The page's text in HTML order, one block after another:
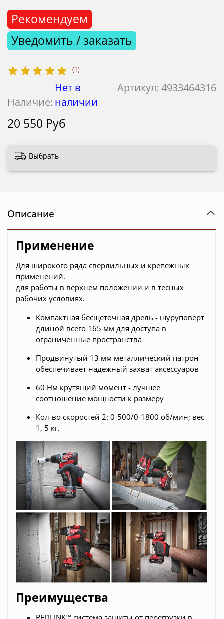
(1)
Артикул: 4933464316
Наличие:
Нет в
наличии
Рекомендуем
Уведомить / заказать
20 550 Руб
Выбрать
Описание
Применение
Для широкого ряда сверлильных и крепежных
применений.
для работы в верхнем положении и в тесных
рабочих условиях.
Компактная бесщеточная дрель - шуруповерт
длиной всего 165 мм для доступа в
ограниченные пространства
Продвинутый 13 мм металлический патрон
обеспечивает надежный захват аксессуаров
60 Нм крутящий момент - лучшее
соотношение мощности к размеру
Кол-во скоростей 2: 0-500/0-1800 об/мин; вес
1, 5 кг.
Преимущества